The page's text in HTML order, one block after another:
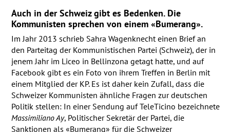
Auch in der Schweiz gibt es Bedenken. Die
Kommunisten sprechen von einem «Bumerang».
Im Jahr 2013 schrieb Sahra Wagenknecht einen Brief an
den Parteitag der Kommunistischen Partei (Schweiz), der in
jenem Jahr im Liceo in Bellinzona getagt hatte, und auf
Facebook gibt es ein Foto von ihrem Treffen in Berlin mit
einem Mitglied der KP. Es ist daher kein Zufall, dass die
Schweizer Kommunisten ähnliche Fragen zur deutschen
Politik stellen: In einer Sendung auf TeleTicino bezeichnete
Massimiliano Ay, Politischer Sekretär der Partei, die
Sanktionen als «Bumerang» für die Schweizer